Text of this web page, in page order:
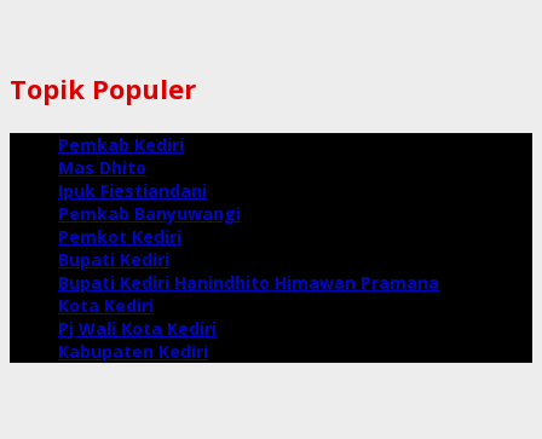
Topik Populer
Pemkab Kediri
Mas Dhito
Ipuk Fiestiandani
Pemkab Banyuwangi
Pemkot Kediri
Bupati Kediri
Bupati Kediri Hanindhito Himawan Pramana
Kota Kediri
Pj Wali Kota Kediri
Kabupaten Kediri